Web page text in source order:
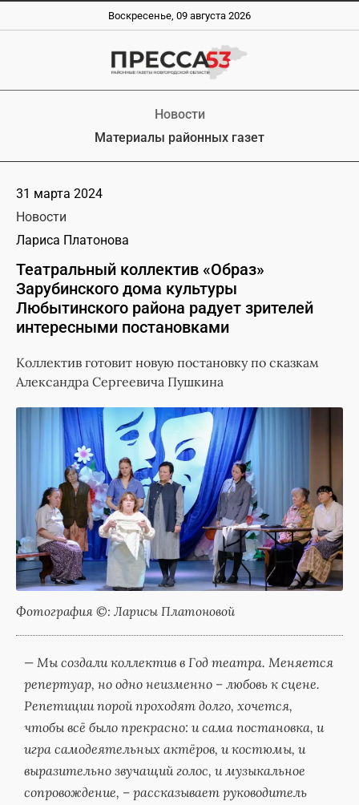
Воскресенье, 09 августа 2026
Новости
Материалы районных газет
31 марта 2024
Новости
Лариса Платонова
Театральный коллектив «Образ»
Зарубинского дома культуры
Любытинского района радует зрителей
интересными постановками
Коллектив готовит новую постановку по сказкам
Александра Сергеевича Пушкина
Фотография ©: Ларисы Платоновой
— Мы создали коллектив в Год театра. Меняется
репертуар, но одно неизменно – любовь к сцене.
Репетиции порой проходят долго, хочется,
чтобы всё было прекрасно: и сама постановка, и
игра самодеятельных актёров, и костюмы, и
выразительно звучащий голос, и музыкальное
сопровождение, – рассказывает руководитель